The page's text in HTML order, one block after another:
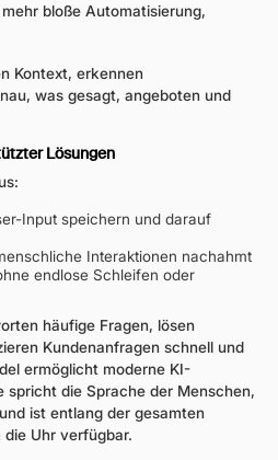
bloße Automatisierung,
Kontext, erkennen
was gesagt, angeboten und
Lösungen
Input speichern und darauf
Interaktionen nachahmt
endlose Schleifen oder
häufige Fragen, lösen
Kundenanfragen schnell und
ermöglicht moderne KI-
spricht die Sprache der Menschen,
ist entlang der gesamten
Uhr verfügbar.